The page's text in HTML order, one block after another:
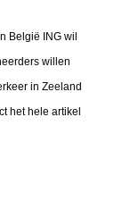
België ING wil
willen
in Zeeland
het hele artikel